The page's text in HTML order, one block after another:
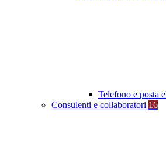
Telefono e posta
Consulenti e collaboratori 16